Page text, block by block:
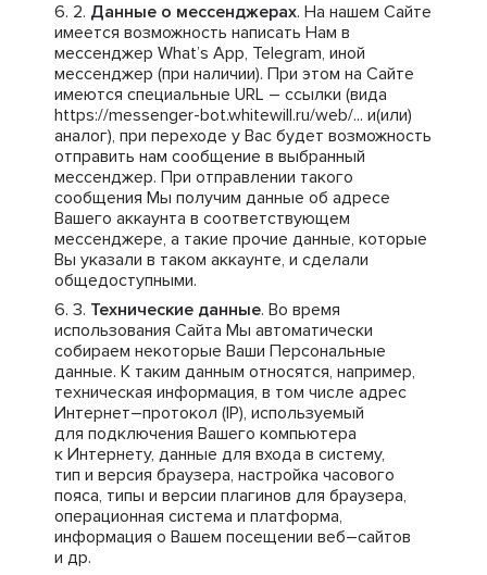
Данные о мессенджерах. На нашем Сайте
имеется возможность написать Нам в
мессенджер What’s App, Telegram, иной
мессенджер (при наличии). При этом на Сайте
имеются специальные URL – ссылки (вида
https://messenger-bot.whitewill.ru/web/... и(или)
аналог), при переходе у Вас будет возможность
отправить нам сообщение в выбранный
мессенджер. При отправлении такого
сообщения Мы получим данные об адресе
Вашего аккаунта в соответствующем
мессенджере, а такие прочие данные, которые
Вы указали в таком аккаунте, и сделали
общедоступными.
Технические данные. Во время
использования Сайта Мы автоматически
собираем некоторые Ваши Персональные
данные. К таким данным относятся, например,
техническая информация, в том числе адрес
Интернет–протокол (IP), используемый
для подключения Вашего компьютера
к Интернету, данные для входа в систему,
тип и версия браузера, настройка часового
пояса, типы и версии плагинов для браузера,
операционная система и платформа,
информация о Вашем посещении веб–сайтов
и др.